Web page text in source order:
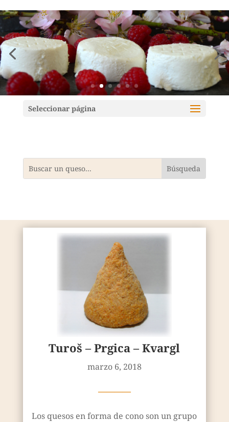
Mundoquesos
Seleccionar página
Turoš – Prgica – Kvargl
marzo 6, 2018
————
Los quesos en forma de cono son un grupo